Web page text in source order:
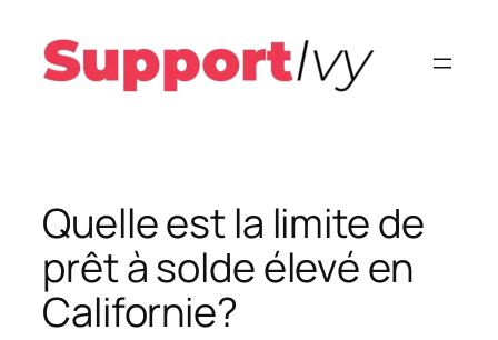
contenu
Quelle est la limite de
prêt à solde élevé en
Californie?